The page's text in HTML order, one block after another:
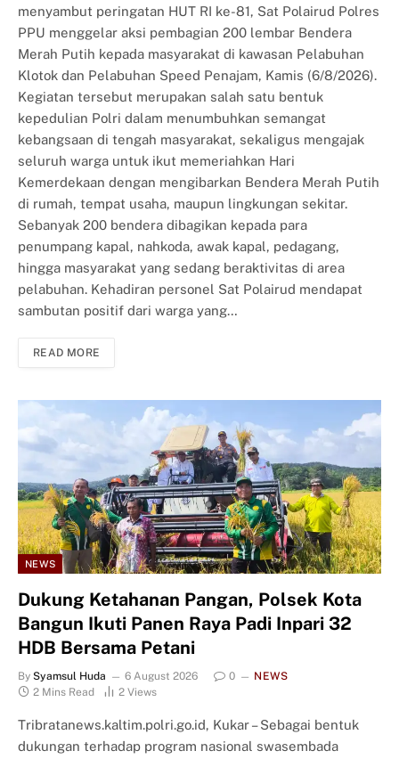
menyambut peringatan HUT RI ke-81, Sat Polairud Polres
PPU menggelar aksi pembagian 200 lembar Bendera
Merah Putih kepada masyarakat di kawasan Pelabuhan
Klotok dan Pelabuhan Speed Penajam, Kamis (6/8/2026).
Kegiatan tersebut merupakan salah satu bentuk
kepedulian Polri dalam menumbuhkan semangat
kebangsaan di tengah masyarakat, sekaligus mengajak
seluruh warga untuk ikut memeriahkan Hari
Kemerdekaan dengan mengibarkan Bendera Merah Putih
di rumah, tempat usaha, maupun lingkungan sekitar.
Sebanyak 200 bendera dibagikan kepada para
penumpang kapal, nahkoda, awak kapal, pedagang,
hingga masyarakat yang sedang beraktivitas di area
pelabuhan. Kehadiran personel Sat Polairud mendapat
sambutan positif dari warga yang…
READ MORE
NEWS
Dukung Ketahanan Pangan, Polsek Kota
Bangun Ikuti Panen Raya Padi Inpari 32
HDB Bersama Petani
By Syamsul Huda 6 August 2026 0
NEWS
2 Mins Read
2 Views
Tribratanews.kaltim.polri.go.id, Kukar – Sebagai bentuk
dukungan terhadap program nasional swasembada